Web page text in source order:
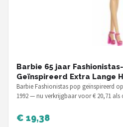
Barbie 65 jaar
Geïnspireerd Extra Lange
Barbie Fashionistas pop geïnspireerd
1992 — nu verkrijgbaar voor € 20,71
€ 19,38